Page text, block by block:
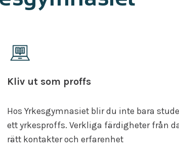
Kliv ut som proffs
Hos Yrkesgymnasiet blir du inte bara
ett yrkesproffs. Verkliga färdigheter från
rätt kontakter och erfarenhet